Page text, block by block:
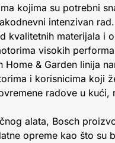
kojima su potrebni
intenzivan
kvalitetnih materijala i
visokih
Home & Garden linija
i korisnicima koji
radove u kući,
alata, Bosch
opreme kao što su